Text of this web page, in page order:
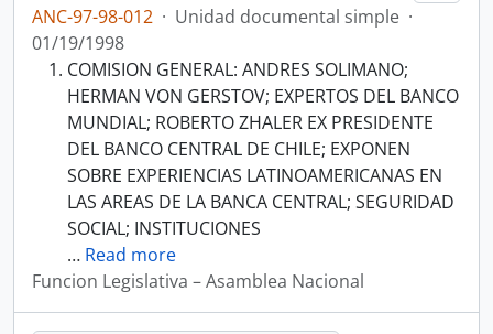
ANC-97-98-012 · Unidad documental simple ·
01/19/1998
COMISION GENERAL: ANDRES SOLIMANO;
HERMAN VON GERSTOV; EXPERTOS DEL BANCO
MUNDIAL; ROBERTO ZHALER EX PRESIDENTE
DEL BANCO CENTRAL DE CHILE; EXPONEN
SOBRE EXPERIENCIAS LATINOAMERICANAS EN
LAS AREAS DE LA BANCA CENTRAL; SEGURIDAD
SOCIAL; INSTITUCIONES
… Read more
Funcion Legislativa – Asamblea Nacional